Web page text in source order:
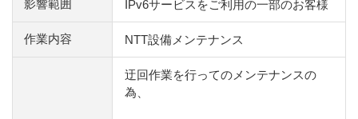
影響範囲 IPv6サービスをご利用の一部のお客様
作業内容 NTT設備メンテナンス
迂回作業を行ってのメンテナンスの
為、